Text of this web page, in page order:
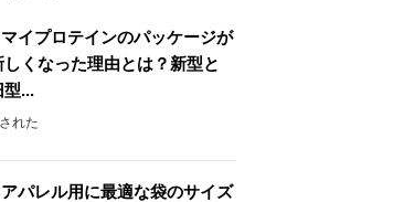
マイプロテインのパッケージが
しくなった理由とは？新型と
型...
れた
アパレル用に最適な袋のサイズ